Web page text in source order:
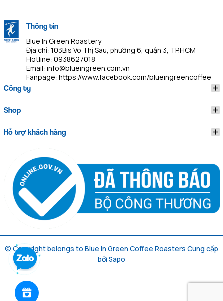
Thông tin
Blue In Green Roastery
Địa chỉ: 103Bis Võ Thị Sáu, phường 6, quận 3, TP.HCM
Hotline:0938627018
Email:info@blueingreen.com.vn
Fanpage:https://www.facebook.com/blueingreencoffee
Công ty
Shop
Hỗ trợ khách hàng
© Copyright belongs to Blue In Green Coffee Roasters Cung cấp
bởi Sapo